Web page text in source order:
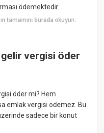
ödemektedir.
tamamını burada okuyun:
vergisi öder
öder mi? Hem
emlak vergisi ödemez. Bu
sadece bir konut